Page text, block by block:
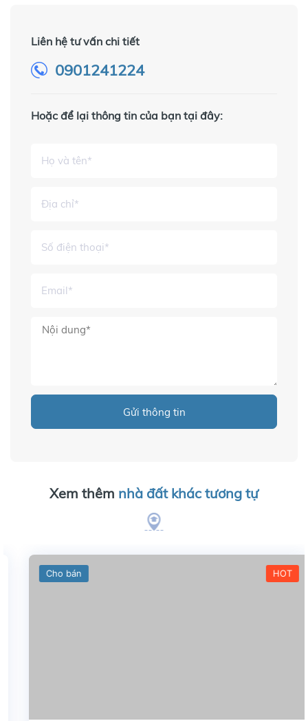
Liên hệ tư vấn chi tiết
0901241224
Hoặc để lại thông tin của bạn tại đây:
Gửi thông tin
Xem thêm nhà đất khác tương tự
Cho bán HOT